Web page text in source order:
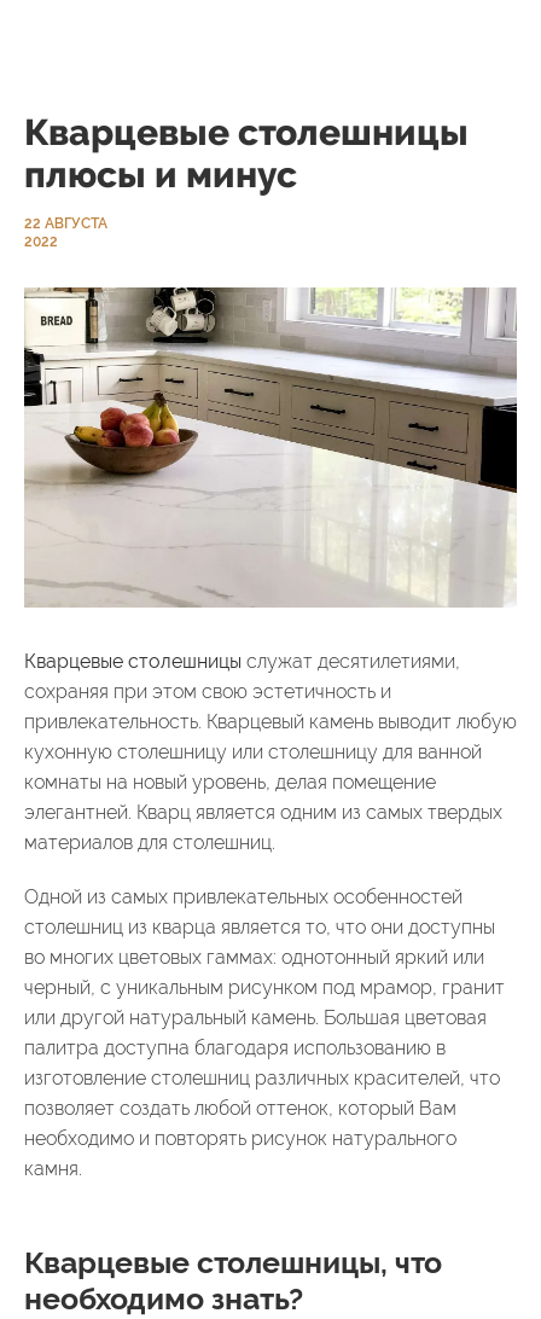
Кварцевые столешницы
плюсы и минус
22 АВГУСТА
2022
Кварцевые столешницы служат десятилетиями,
сохраняя при этом свою эстетичность и
привлекательность. Кварцевый камень выводит любую
кухонную столешницу или столешницу для ванной
комнаты на новый уровень, делая помещение
элегантней. Кварц является одним из самых твердых
материалов для столешниц.
Одной из самых привлекательных особенностей
столешниц из кварца является то, что они доступны
во многих цветовых гаммах: однотонный яркий или
черный, с уникальным рисунком под мрамор, гранит
или другой натуральный камень. Большая цветовая
палитра доступна благодаря использованию в
изготовление столешниц различных красителей, что
позволяет создать любой оттенок, который Вам
необходимо и повторять рисунок натурального
камня.
Кварцевые столешницы, что
необходимо знать?